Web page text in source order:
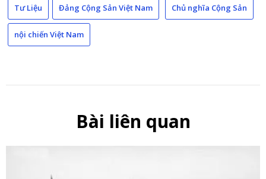
Tư Liệu Đảng Cộng Sản Việt Nam Chủ nghĩa Cộng Sản
nội chiến Việt Nam
Bài liên quan